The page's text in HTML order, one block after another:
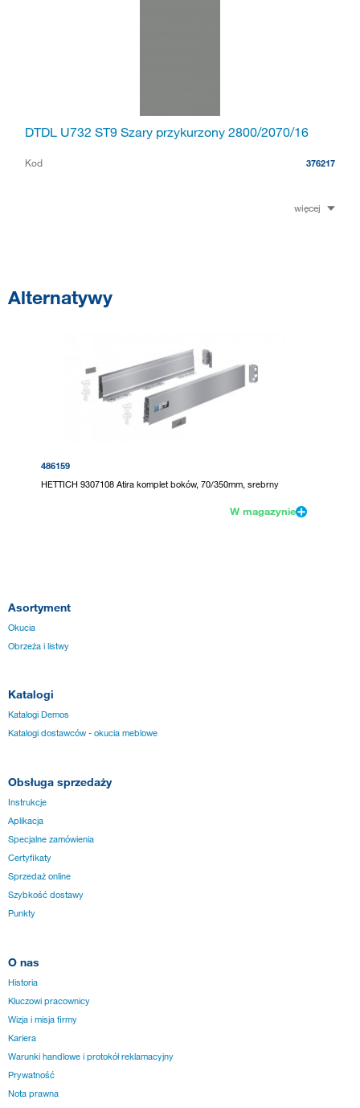
DTDL U732 ST9 Szary przykurzony 2800/2070/16
Kod 376217
więcej
Alternatywy
486159
HETTICH 9307108 Atira komplet boków, 70/350mm, srebrny
W magazynie
Asortyment
Okucia
Obrzeża i listwy
Katalogi
Katalogi Demos
Katalogi dostawców - okucia meblowe
Obsługa sprzedaży
Instrukcje
Aplikacja
Specjalne zamówienia
Certyfikaty
Sprzedaż online
Szybkość dostawy
Punkty
O nas
Historia
Kluczowi pracownicy
Wizja i misja firmy
Kariera
Warunki handlowe i protokół reklamacyjny
Prywatność
Nota prawna